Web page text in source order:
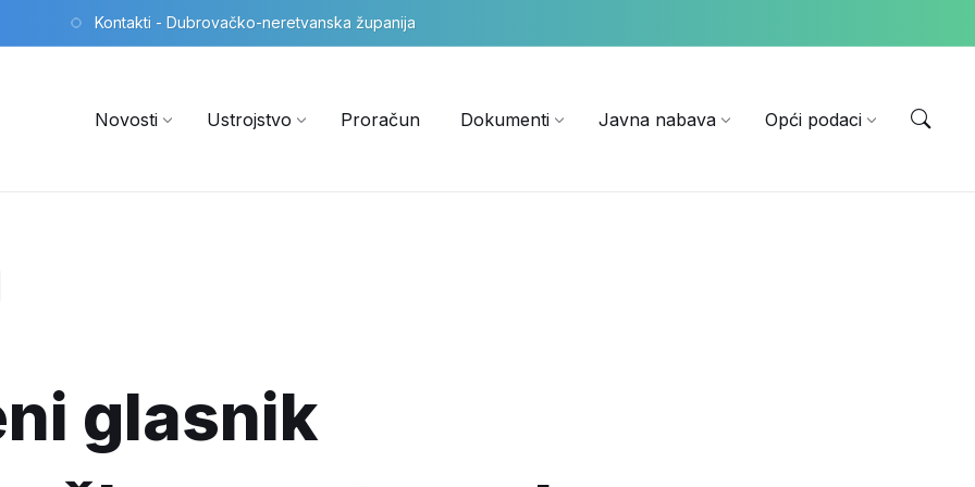
Kontakti - Dubrovačko-neretvanska županija
Novosti Ustrojstvo Proračun Dokumenti Javna nabava Opći podaci
glasnik